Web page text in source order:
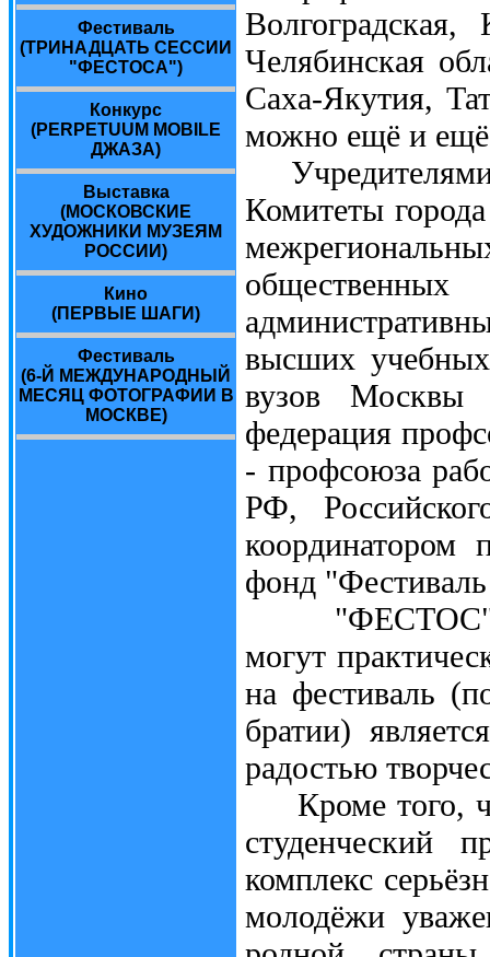
Фестиваль
(ТРИНАДЦАТЬ СЕССИИ
"ФЕСТОСА")
Конкурс
(PERPETUUM MOBILE
ДЖАЗА)
Выставка
(МОСКОВСКИЕ
ХУДОЖНИКИ МУЗЕЯМ
РОССИИ)
Кино
(ПЕРВЫЕ ШАГИ)
Фестиваль
(6-Й МЕЖДУНАРОДНЫЙ
МЕСЯЦ ФОТОГРАФИИ В
МОСКВЕ)
Волгоградская,
Челябинская
Саха-Якутия,
можно ещё и
Учредителями
Комитеты
высших
вузов Москвы
федерация
- профсоюза
РФ,
координатором
фонд
"ФЕСТОС"
могут
на фестиваль
братии)
радостью
Кроме того,
студенческий
комплекс
молодёжи